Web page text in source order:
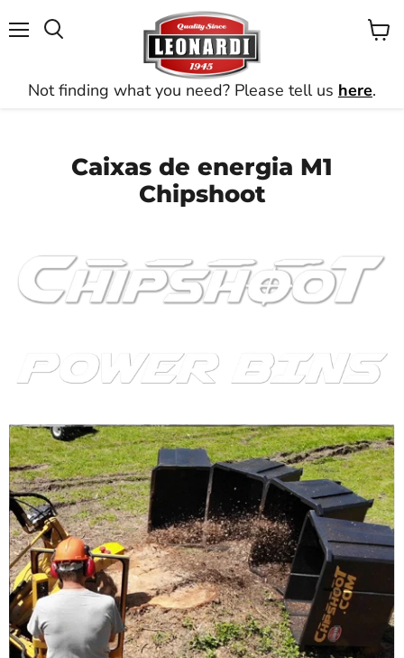
Not finding what you need? Please tell us here.
Ver
Caixas de energia M1
Chipshoot